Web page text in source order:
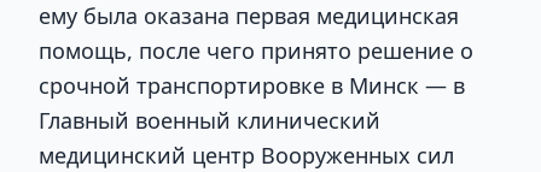
ему была оказана первая медицинская
помощь, после чего принято решение о
срочной транспортировке в Минск — в
Главный военный клинический
медицинский центр Вооруженных сил